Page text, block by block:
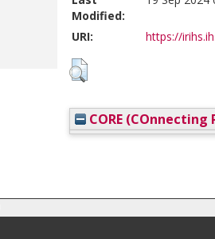
Modified:
URI: https://
CORE (COnnecting